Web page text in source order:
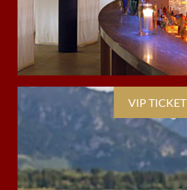
VIP TICKET